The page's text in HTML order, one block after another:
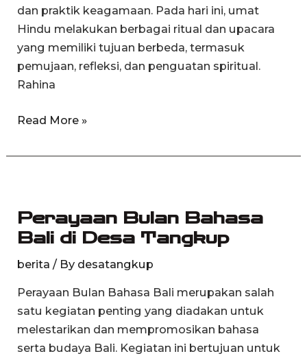
dan praktik keagamaan. Pada hari ini, umat
Hindu melakukan berbagai ritual dan upacara
yang memiliki tujuan berbeda, termasuk
pemujaan, refleksi, dan penguatan spiritual.
Rahina
Read More »
Perayaan Bulan Bahasa
Bali di Desa Tangkup
berita / By desatangkup
Perayaan Bulan Bahasa Bali merupakan salah
satu kegiatan penting yang diadakan untuk
melestarikan dan mempromosikan bahasa
serta budaya Bali. Kegiatan ini bertujuan untuk
Bahasa
Bali
Tangkup